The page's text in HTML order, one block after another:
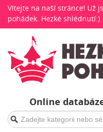
Vítejte na naší stránce! Už
pohádek. Hezké shlédnutí:)
Online